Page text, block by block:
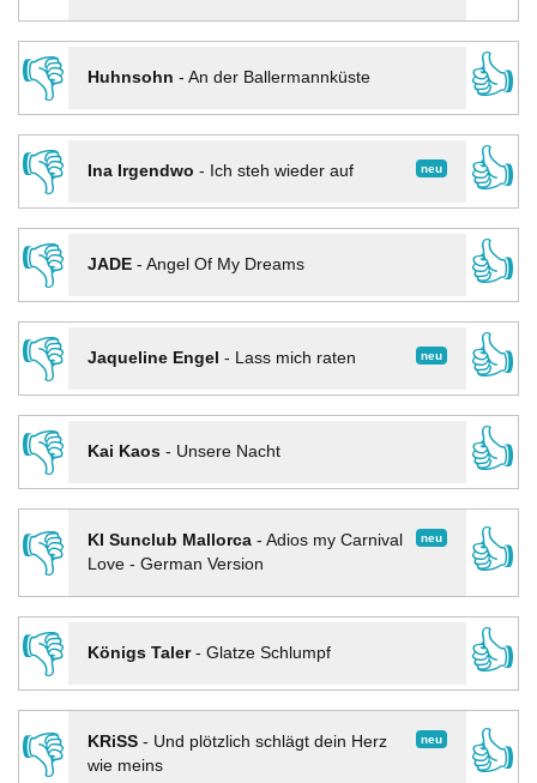
👎
Huhnsohn - An der Ballermannküste
👍
👎
neu
Ina Irgendwo - Ich steh wieder auf
👍
👎
JADE- Angel Of My Dreams
👍
👎
neu
Jaqueline Engel - Lass mich raten
👍
👎
Kai Kaos- Unsere Nacht
👍
👎
neu
KI Sunclub Mallorca- Adios my Carnival
Love - German Version
👍
👎
Königs Taler- Glatze Schlumpf
👍
👎
neu
KRiSS- Und plötzlich schlägt dein Herz
wie meins
👍